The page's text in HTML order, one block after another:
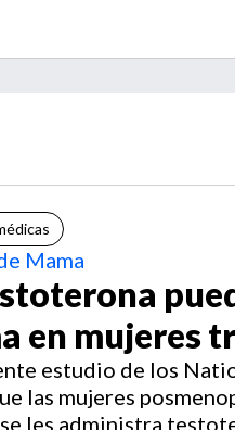
Mama
en mujeres
estudio de los
las mujeres
les administra